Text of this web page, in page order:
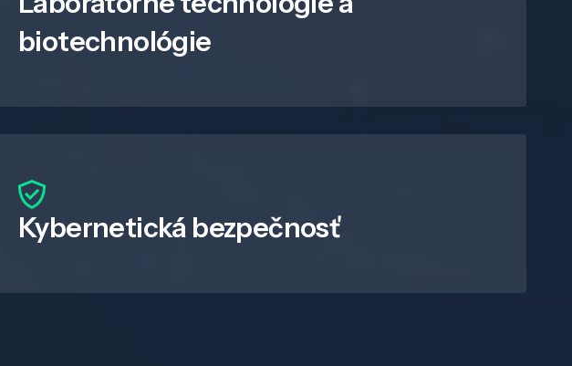
biotechnológie
Kybernetická bezpečnosť